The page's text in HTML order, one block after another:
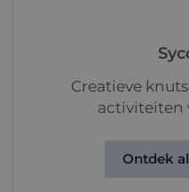
Creatieve
activiteiten
Ontdek